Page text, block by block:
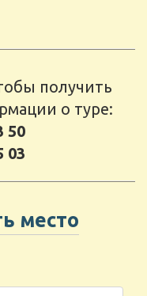
получить
о туре:
50
03
место